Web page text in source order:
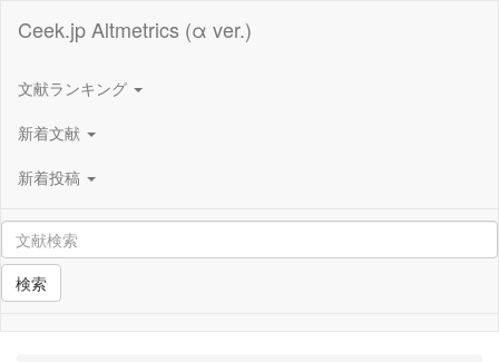
Ceek.jp Altmetrics (α ver.)
文献ランキング
新着文献
新着投稿
検索